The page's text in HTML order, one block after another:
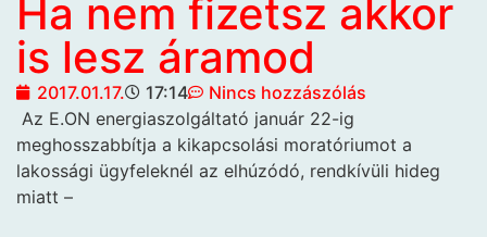
Ha nem fizetsz akkor
is lesz áramod
2017.01.17. 17:14
Nincs hozzászólás
Az E.ON energiaszolgáltató január 22-ig
meghosszabbítja a kikapcsolási moratóriumot a
lakossági ügyfeleknél az elhúzódó, rendkívüli hideg
miatt –